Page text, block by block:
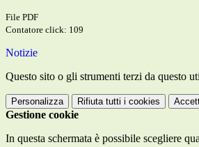
File PDF
Contatore click: 109
Notizie
Questo sito o gli strumenti terzi da questo
Personalizza Rifiuta tutti i cookies
Gestione cookie
In questa schermata è possibile scegliere